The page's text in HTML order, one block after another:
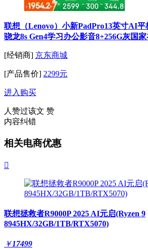
联想（Lenovo）小新PadPro13英寸AI
骁龙8s Gen4学习办公影音8+256G灰国
[经销商] 京东商城
[产品售价] 2299元
进入购买
人赞过该文 赞
内容纠错
相关电商优惠

联想拯救者R9000P 2025 AI元启(Ryzen 9
8945HX/32GB/1TB/RTX5070)
￥17499